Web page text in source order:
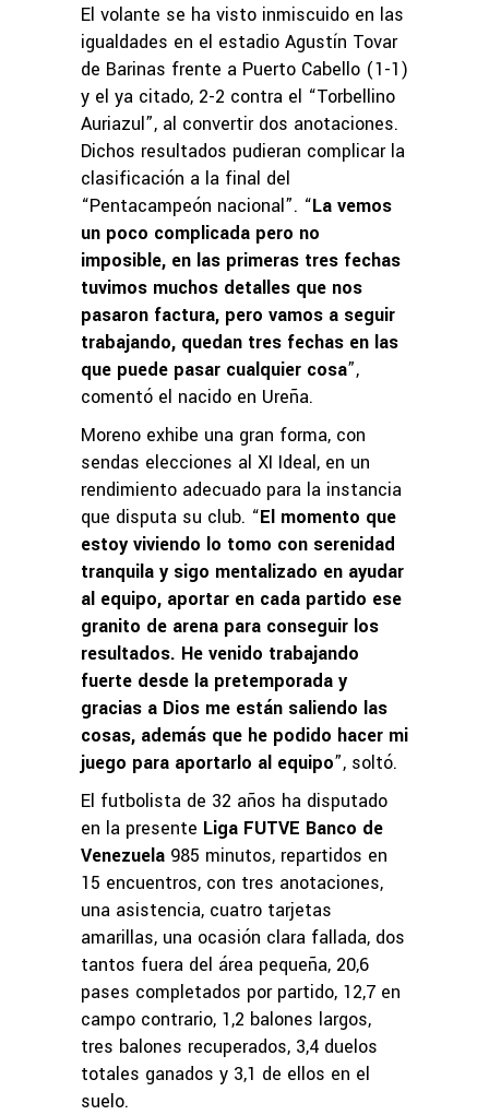
El volante se ha visto inmiscuido en las
igualdades en el estadio Agustín Tovar
de Barinas frente a Puerto Cabello (1-1)
y el ya citado, 2-2 contra el “Torbellino
Auriazul”, al convertir dos anotaciones.
Dichos resultados pudieran complicar la
clasificación a la final del
“Pentacampeón nacional”. “La vemos
un poco complicada pero no
imposible, en las primeras tres fechas
tuvimos muchos detalles que nos
pasaron factura, pero vamos a seguir
trabajando, quedan tres fechas en las
que puede pasar cualquier cosa”,
comentó el nacido en Ureña.
Moreno exhibe una gran forma, con
sendas elecciones al XI Ideal, en un
rendimiento adecuado para la instancia
que disputa su club. “El momento que
estoy viviendo lo tomo con serenidad
tranquila y sigo mentalizado en ayudar
al equipo, aportar en cada partido ese
granito de arena para conseguir los
resultados. He venido trabajando
fuerte desde la pretemporada y
gracias a Dios me están saliendo las
cosas, además que he podido hacer mi
juego para aportarlo al equipo”, soltó.
El futbolista de 32 años ha disputado
en la presente Liga FUTVE Banco de
Venezuela 985 minutos, repartidos en
15 encuentros, con tres anotaciones,
una asistencia, cuatro tarjetas
amarillas, una ocasión clara fallada, dos
tantos fuera del área pequeña, 20,6
pases completados por partido, 12,7 en
campo contrario, 1,2 balones largos,
tres balones recuperados, 3,4 duelos
totales ganados y 3,1 de ellos en el
suelo.